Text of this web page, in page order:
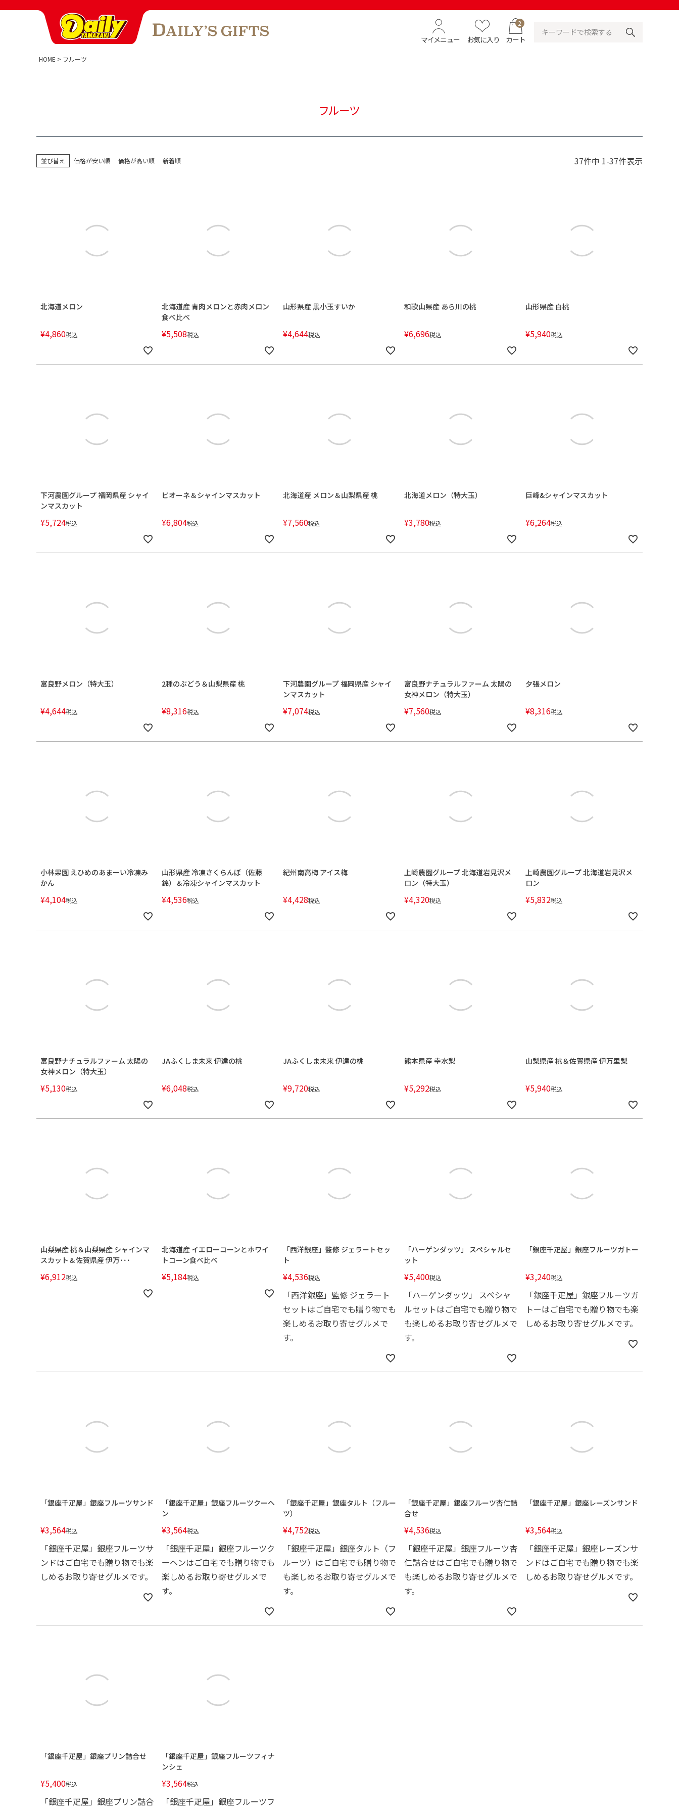
マイメニュー お気に入り
2
カート
HOME フルーツ
フルーツ
並び替え 価格が安い順 価格が高い順 新着順 37件中 1-37件表示
北海道メロン
¥4,860税込
北海道産 青肉メロンと赤肉メロン
食べ比べ
¥5,508税込
山形県産 黒小玉すいか
¥4,644税込
和歌山県産 あら川の桃
¥6,696税込
山形県産 白桃
¥5,940税込
下河農園グループ 福岡県産 シャイ
ンマスカット
¥5,724税込
ピオーネ＆シャインマスカット
¥6,804税込
北海道産 メロン＆山梨県産 桃
¥7,560税込
北海道メロン（特大玉）
¥3,780税込
巨峰&シャインマスカット
¥6,264税込
富良野メロン（特大玉）
¥4,644税込
2種のぶどう＆山梨県産 桃
¥8,316税込
下河農園グループ 福岡県産 シャイ
ンマスカット
¥7,074税込
富良野ナチュラルファーム 太陽の
女神メロン（特大玉）
¥7,560税込
夕張メロン
¥8,316税込
小林果園 えひめのあまーい冷凍み
かん
¥4,104税込
山形県産 冷凍さくらんぼ（佐藤
錦）＆冷凍シャインマスカット
¥4,536税込
紀州南高梅 アイス梅
¥4,428税込
上崎農園グループ 北海道岩見沢メ
ロン（特大玉）
¥4,320税込
上崎農園グループ 北海道岩見沢メ
ロン
¥5,832税込
富良野ナチュラルファーム 太陽の
女神メロン（特大玉）
¥5,130税込
JAふくしま未来 伊達の桃
¥6,048税込
JAふくしま未来 伊達の桃
¥9,720税込
熊本県産 幸水梨
¥5,292税込
山梨県産 桃＆佐賀県産 伊万里梨
¥5,940税込
山梨県産 桃＆山梨県産 シャインマ
スカット＆佐賀県産 伊万･･･
¥6,912税込
北海道産 イエローコーンとホワイ
トコーン食べ比べ
¥5,184税込
「西洋銀座」監修 ジェラートセッ
ト
¥4,536税込
「西洋銀座」監修 ジェラート
セットはご自宅でも贈り物でも
楽しめるお取り寄せグルメで
す。
「ハーゲンダッツ」 スペシャルセ
ット
¥5,400税込
「ハーゲンダッツ」 スペシャ
ルセットはご自宅でも贈り物で
も楽しめるお取り寄せグルメで
す。
「銀座千疋屋」銀座フルーツガトー
¥3,240税込
「銀座千疋屋」銀座フルーツガ
トーはご自宅でも贈り物でも楽
しめるお取り寄せグルメです。
「銀座千疋屋」銀座フルーツサンド
¥3,564税込
「銀座千疋屋」銀座フルーツサ
ンドはご自宅でも贈り物でも楽
しめるお取り寄せグルメです。
「銀座千疋屋」銀座フルーツクーヘ
ン
¥3,564税込
「銀座千疋屋」銀座フルーツク
ーヘンはご自宅でも贈り物でも
楽しめるお取り寄せグルメで
す。
「銀座千疋屋」銀座タルト（フルー
ツ）
¥4,752税込
「銀座千疋屋」銀座タルト（フ
ルーツ）はご自宅でも贈り物で
も楽しめるお取り寄せグルメで
す。
「銀座千疋屋」銀座フルーツ杏仁詰
合せ
¥4,536税込
「銀座千疋屋」銀座フルーツ杏
仁詰合せはご自宅でも贈り物で
も楽しめるお取り寄せグルメで
す。
「銀座千疋屋」銀座レーズンサンド
¥3,564税込
「銀座千疋屋」銀座レーズンサ
ンドはご自宅でも贈り物でも楽
しめるお取り寄せグルメです。
「銀座千疋屋」銀座プリン詰合せ
¥5,400税込
「銀座千疋屋」銀座プリン詰合
「銀座千疋屋」銀座フルーツフィナ
ンシェ
¥3,564税込
「銀座千疋屋」銀座フルーツフ